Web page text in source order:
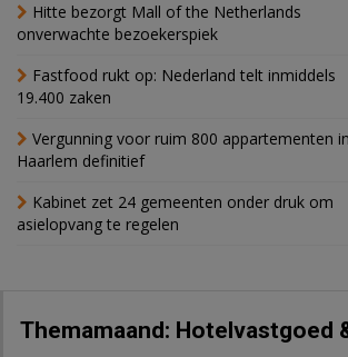
Hitte bezorgt Mall of the Netherlands
onverwachte bezoekerspiek
Fastfood rukt op: Nederland telt inmiddels
19.400 zaken
Vergunning voor ruim 800 appartementen in
Haarlem definitief
Kabinet zet 24 gemeenten onder druk om
asielopvang te regelen
Themamaand: Hotelvastgoed